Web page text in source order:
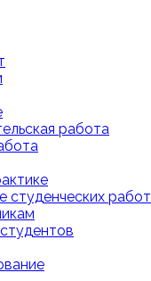
работа
студенческих работ